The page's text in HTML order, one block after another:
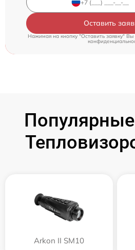
Оставить
Нажимая на кнопку "Оставить заявку" Вы
Arkon II SM10